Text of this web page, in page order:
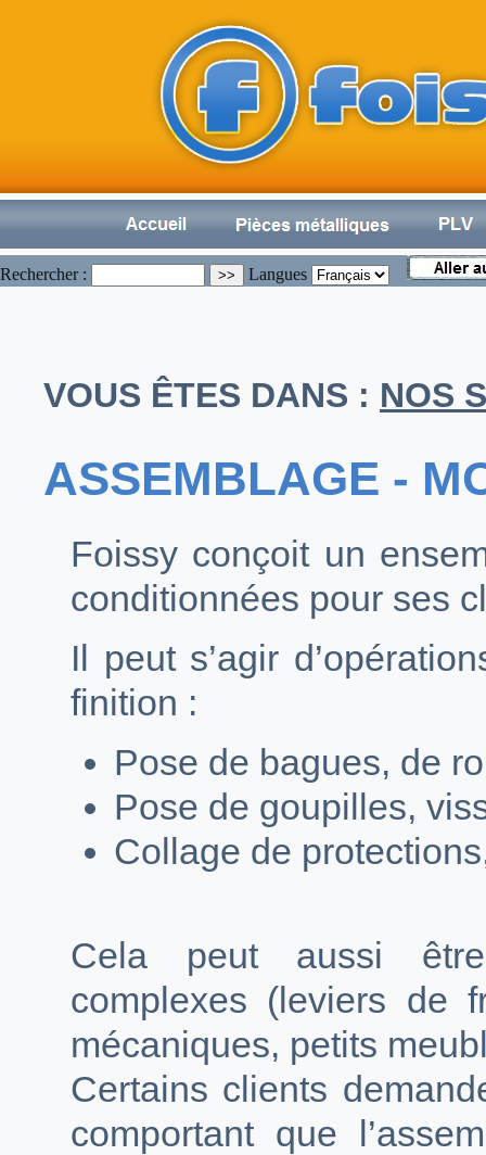
Rechercher : Langues
VOUS ÊTES DANS : NOS
ASSEMBLAGE -
Foissy conçoit un
conditionnées pour ses
Il peut s’agir
finition :
Pose de bagues, de
Pose de goupilles,
Collage de
Cela peut aussi être
complexes (leviers de
mécaniques, petits
Certains clients
comportant que